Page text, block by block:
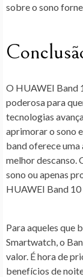
sobre o sono
O HUAWEI Band
poderosa para
tecnologias
aprimorar o sono
band oferece
melhor descanso.
sono ou apenas
HUAWEI Band 10
Para aqueles que
Smartwatch, o
valor. É hora de
benefícios de